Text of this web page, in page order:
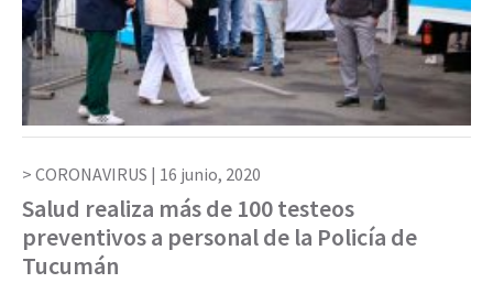
CORONAVIRUS | 16 junio, 2020
Salud realiza más de 100 testeos
preventivos a personal de la Policía de
Tucumán